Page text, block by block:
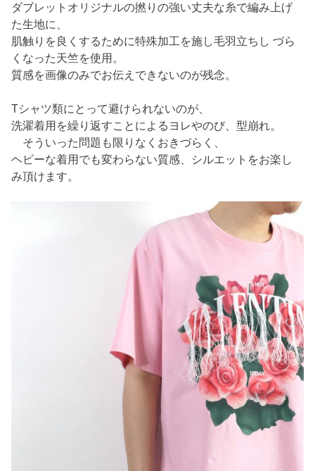
ダブレットオリジナルの撚りの強い丈夫な糸で編み上げ
た生地に、
肌触りを良くするために特殊加工を施し毛羽立ちし づら
くなった天竺を使用。
質感を画像のみでお伝えできないのが残念。
Tシャツ類にとって避けられないのが、
洗濯着用を繰り返すことによるヨレやのび、型崩れ。
そういった問題も限りなくおきづらく、
ヘビーな着用でも変わらない質感、シルエットをお楽し
み頂けます。